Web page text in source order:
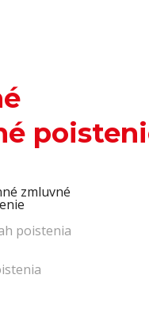
zmluvné
poistenia